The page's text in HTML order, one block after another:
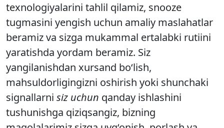
texnologiyalarini tahlil qilamiz, snooze
tugmasini yengish uchun amaliy maslahatlar
beramiz va sizga mukammal ertalabki rutiini
yaratishda yordam beramiz. Siz
yangilanishdan xursand bo‘lish,
mahsuldorligingizni oshirish yoki shunchaki
signallarni siz uchun qanday ishlashini
tushunishga qiziqsangiz, bizning